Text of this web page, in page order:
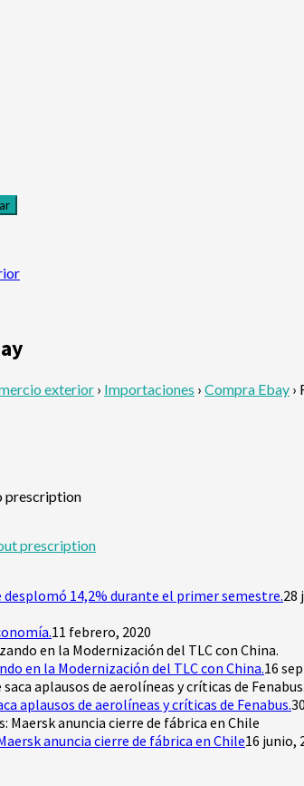
exterior › Importaciones › Compra Ebay ›
prescription
prescription
14,2% durante el primer semestre.28
11 febrero, 2020
en la Modernización del TLC con China.16
aplausos de aerolíneas y críticas de Fenabus.
anuncia cierre de fábrica en Chile16 junio,